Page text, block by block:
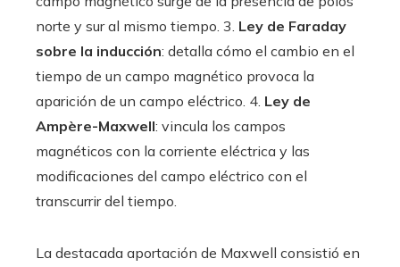
norte y sur al mismo tiempo. 3. Ley de Faraday
sobre la inducción: detalla cómo el cambio en el
tiempo de un campo magnético provoca la
aparición de un campo eléctrico. 4. Ley de
Ampère-Maxwell: vincula los campos
magnéticos con la corriente eléctrica y las
modificaciones del campo eléctrico con el
transcurrir del tiempo.
La destacada aportación de Maxwell consistió en